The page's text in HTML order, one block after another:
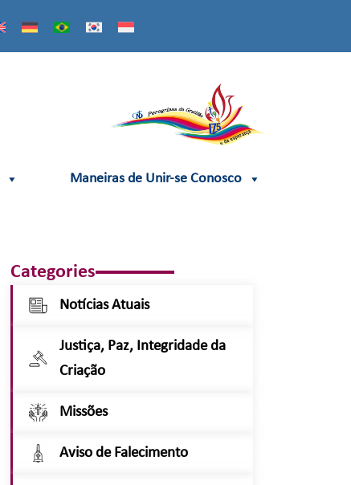
Maneiras de Unir-se Conosco
Categories
Notícias Atuais
Justiça, Paz, Integridade da
Criação
Missões
Aviso de Falecimento